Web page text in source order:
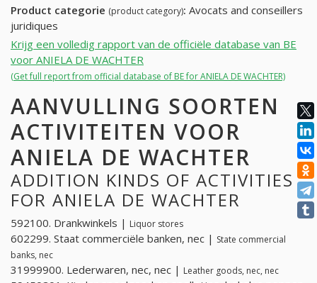
Product categorie (product category): Avocats and conseillers
juridiques
Krijg een volledig rapport van de officiële database van BE
voor ANIELA DE WACHTER
(Get full report from official database of BE for ANIELA DE WACHTER)
AANVULLING SOORTEN
ACTIVITEITEN VOOR
ANIELA DE WACHTER
ADDITION KINDS OF ACTIVITIES
FOR ANIELA DE WACHTER
592100. Drankwinkels | Liquor stores
602299. Staat commerciële banken, nec | State commercial
banks, nec
31999900. Lederwaren, nec, nec | Leather goods, nec, nec